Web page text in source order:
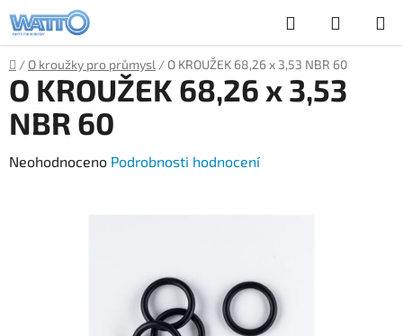
na
obsah
Hledat
KOŠÍK
Domů
/ O kroužky pro průmysl / O KROUŽEK 68,26 x 3,53 NBR 60
O KROUŽEK 68,26 x 3,53
NBR 60
Průměrné
Neohodnoceno Podrobnosti hodnocení